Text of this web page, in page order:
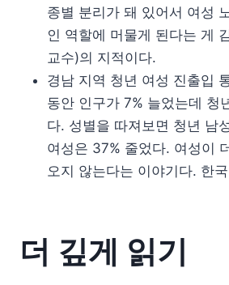
종별 분리가 돼 있어서 여성
인 역할에 머물게 된다는 게
교수)의 지적이다.
경남 지역 청년 여성 진출입
동안 인구가 7% 늘었는데 청
다. 성별을 따져보면 청년 남
여성은 37% 줄었다. 여성이
오지 않는다는 이야기다. 한
더 깊게 읽기